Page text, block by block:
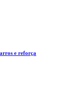
e reforça